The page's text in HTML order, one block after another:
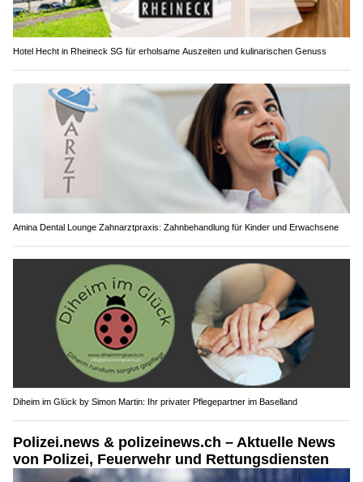
Hotel Hecht in Rheineck SG für erholsame Auszeiten und kulinarischen Genuss
Amina Dental Lounge Zahnarztpraxis: Zahnbehandlung für Kinder und Erwachsene
Diheim im Glück by Simon Martin: Ihr privater Pflegepartner im Baselland
Polizei.news & polizeinews.ch – Aktuelle News
von Polizei, Feuerwehr und Rettungsdiensten